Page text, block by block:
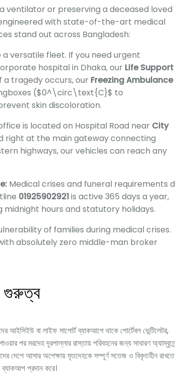
or preserving a deceased loved
with state-of-the-art medical
stand out across Bangladesh:
versatile fleet. If you need urgent
hospital in Dhaka,our Life Support
a tragedy occurs,our Freezing Ambulance
($0^\circ\text{C}$ to
skin discoloration.
is located on Hospital Road near City
right at the main gateway connecting
highways,our vehicles can reach any
Medical crises and funeral requirements
01925902921is active 365 days a year,
hours and statutory holidays.
of families during medical crises.
absolutely zero middle-man broker
গুরুত্ব
আইসিইউ বা লাইফ সাপোর্ট ব্যাকআপে থাকে পোর্টেবল ভেন্টিলেটর,
পর মরদেহ দূরপাল্লার রাস্তায় পরিবহনের জন্য সাধারণ
দেশে আসার অপেক্ষায় মৃতদেহকে সম্পূর্ণ সতেজ ও বিকৃতহীন রাখতে
প্রদান করে।